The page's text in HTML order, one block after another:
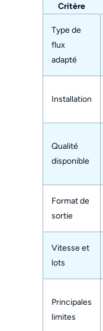
Critère
Type de
flux
adapté
Installation
Qualité
disponible
Format de
sortie
Vitesse et
lots
Principales
limites